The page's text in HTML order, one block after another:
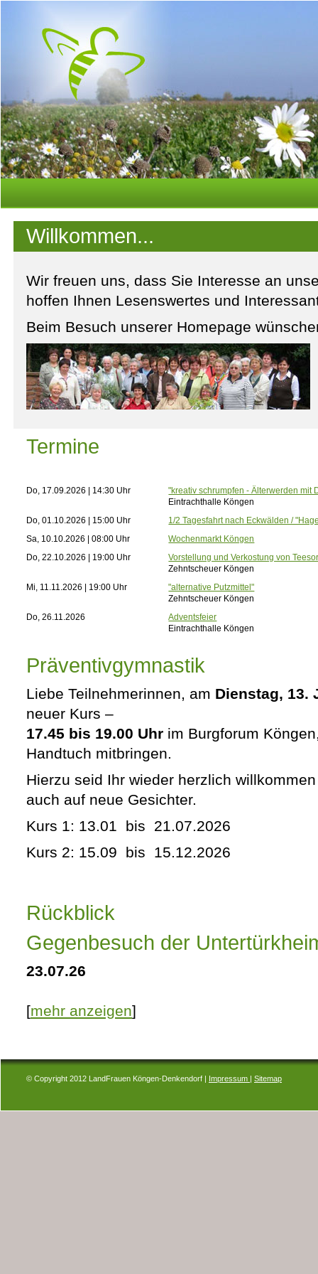
Willkommen...
Wir freuen uns, dass Sie Interesse an
hoffen Ihnen Lesenswertes und
Beim Besuch unserer Homepage
Termine
Do, 17.09.2026 | 14:30 Uhr
"kreativ schrumpfen - Älterwerden mit
Eintrachthalle Köngen
Do, 01.10.2026 | 15:00 Uhr
1/2 Tagesfahrt nach Eckwälden /
Sa, 10.10.2026 | 08:00 Uhr
Wochenmarkt Köngen
Do, 22.10.2026 | 19:00 Uhr
Vorstellung und Verkostung von
Zehntscheuer Köngen
Mi, 11.11.2026 | 19:00 Uhr
"alternative Putzmittel"
Zehntscheuer Köngen
Do, 26.11.2026
Adventsfeier
Eintrachthalle Köngen
Präventivgymnastik
Liebe Teilnehmerinnen, am Dienstag, 13.
neuer Kurs –
17.45 bis 19.00 Uhr im Burgforum
Handtuch mitbringen.
Hierzu seid Ihr wieder herzlich
auch auf neue Gesichter.
Kurs 1: 13.01
bis 21.07.2026
Kurs 2: 15.09 bis 15.12.2026
Rückblick
Gegenbesuch der
23.07.26
[mehr anzeigen]
© Copyright 2012 LandFrauen Köngen-Denkendorf | Impressum | Sitemap